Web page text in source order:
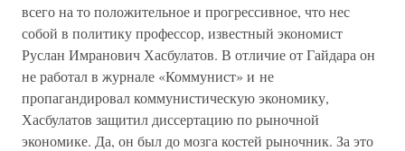
всего на то положительное и прогрессивное, что нес
собой в политику профессор, известный экономист
Руслан Имранович Хасбулатов. В отличие от Гайдара он
не работал в журнале «Коммунист» и не
пропагандировал коммунистическую экономику,
Хасбулатов защитил диссертацию по рыночной
экономике. Да, он был до мозга костей рыночник. За это